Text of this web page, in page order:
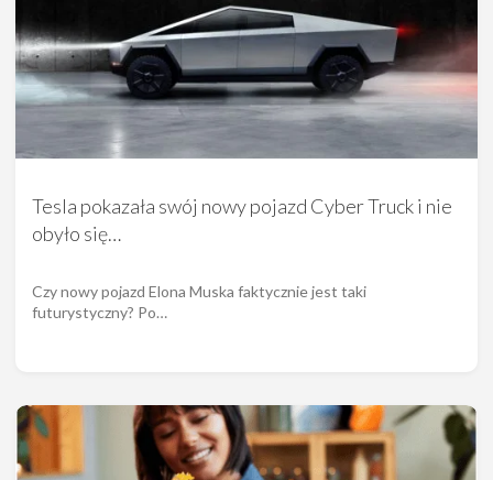
Tesla pokazała swój nowy pojazd Cyber Truck i nie
obyło się…
Czy nowy pojazd Elona Muska faktycznie jest taki
futurystyczny? Po…